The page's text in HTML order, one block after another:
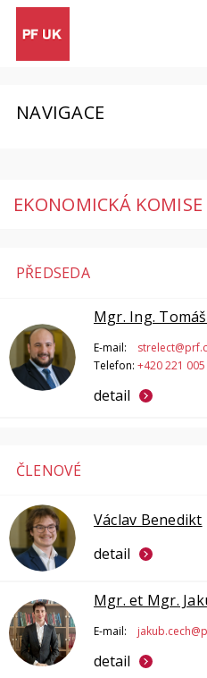
NAVIGACE
EKONOMICKÁ
PŘEDSEDA
Mgr. Ing.
E-mail:
Telefon: +420 221
detail
ČLENOVÉ
Václav Benedikt
detail
Mgr. et Mgr.
E-mail:
detail